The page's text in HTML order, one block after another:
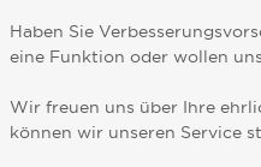
Haben Sie
eine Funktion oder wollen
Wir freuen uns über Ihre
können wir unseren Service